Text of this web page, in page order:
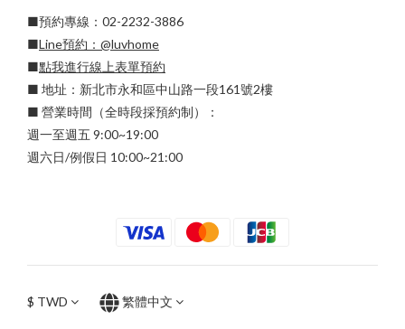
■預約專線：02-2232-3886
■Line預約： @luvhome
■點我進行線上表單預約
■ 地址：新北市永和區中山路一段161號2樓
■ 營業時間（全時段採預約制）：
週一至週五 9:00~19:00
週六日/例假日 10:00~21:00
$ TWD 繁體中文